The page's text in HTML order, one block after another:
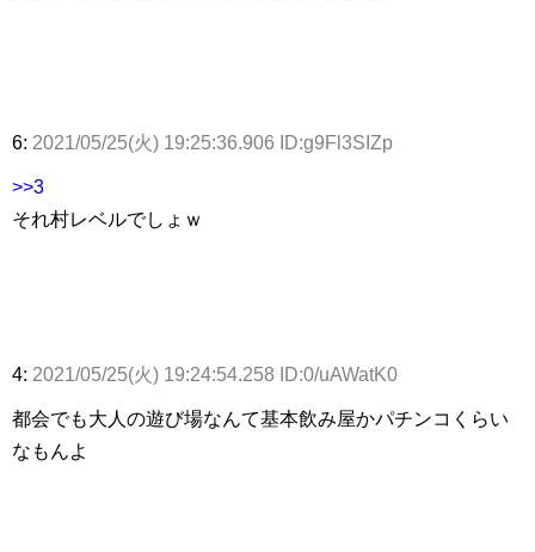
6: 2021/05/25(火) 19:25:36.906 ID:g9Fl3SIZp
>>3
それ村レベルでしょｗ
4: 2021/05/25(火) 19:24:54.258 ID:0/uAWatK0
都会でも大人の遊び場なんて基本飲み屋かパチンコくらい
なもんよ